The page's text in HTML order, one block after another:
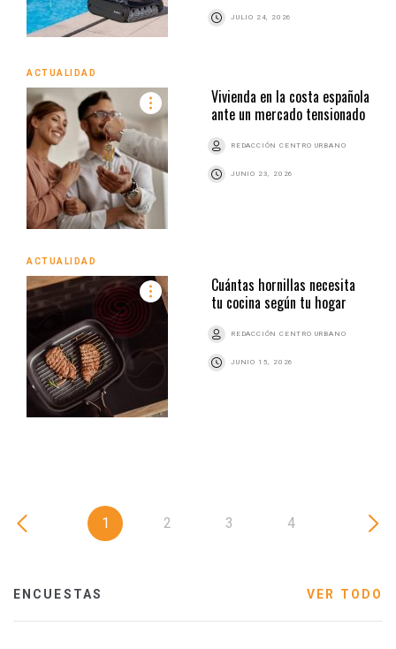
JULIO 24, 2026
ACTUALIDAD
Vivienda en la costa española
ante un mercado tensionado
REDACCIÓN CENTRO URBANO
JUNIO 23, 2026
ACTUALIDAD
Cuántas hornillas necesita
tu cocina según tu hogar
REDACCIÓN CENTRO URBANO
JUNIO 15, 2026
1 2 3 4
ENCUESTAS VER TODO